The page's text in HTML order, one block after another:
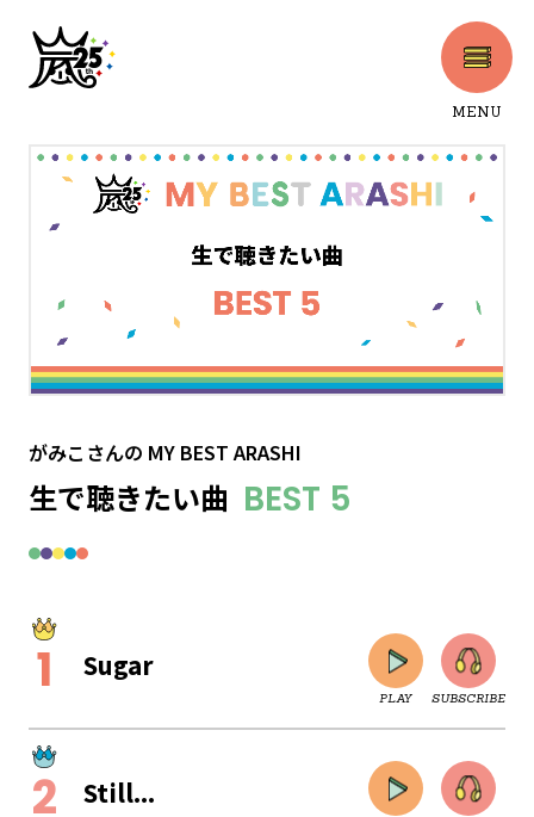
MENU
がみこさんの MY BEST ARASHI
生で聴きたい曲 BEST 5
Sugar
PLAY SUBSCRIBE
Still...